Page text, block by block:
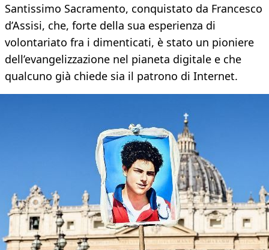
Santissimo Sacramento, conquistato da Francesco
d’Assisi, che, forte della sua esperienza di
volontariato fra i dimenticati, è stato un pioniere
dell’evangelizzazione nel pianeta digitale e che
qualcuno già chiede sia il patrono di Internet.